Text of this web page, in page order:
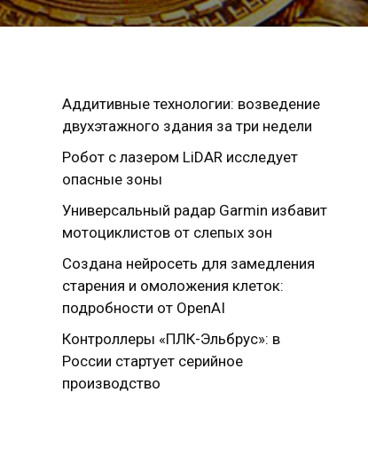
Аддитивные технологии: возведение
двухэтажного здания за три недели
Робот с лазером LiDAR исследует
опасные зоны
Универсальный радар Garmin избавит
мотоциклистов от слепых зон
Создана нейросеть для замедления
старения и омоложения клеток:
подробности от OpenAI
Контроллеры «ПЛК-Эльбрус»: в
России стартует серийное
производство